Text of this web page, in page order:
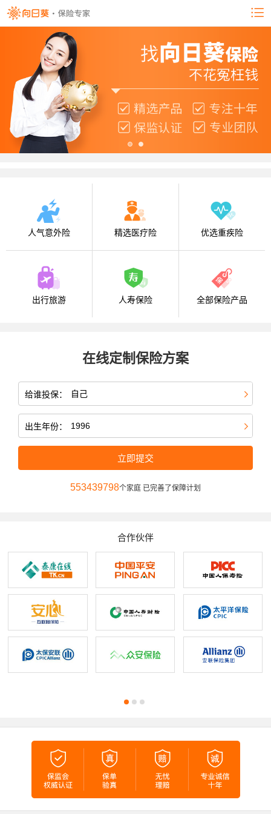
人气意外险 精选医疗险 优选重疾险
出行旅游 人寿保险 全部保险产品
在线定制保险方案
给谁投保：
出生年份：
立即提交
553439798个家庭 已完善了保障计划
合作伙伴